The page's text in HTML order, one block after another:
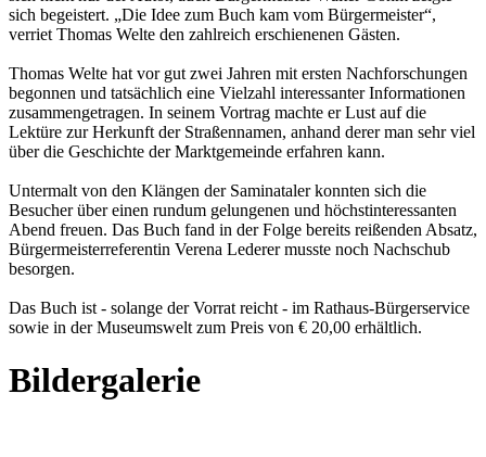
sich begeistert. „Die Idee zum Buch kam vom Bürgermeister“,
verriet Thomas Welte den zahlreich erschienenen Gästen.
Thomas Welte hat vor gut zwei Jahren mit ersten Nachforschungen
begonnen und tatsächlich eine Vielzahl interessanter Informationen
zusammengetragen. In seinem Vortrag machte er Lust auf die
Lektüre zur Herkunft der Straßennamen, anhand derer man sehr viel
über die Geschichte der Marktgemeinde erfahren kann.
Untermalt von den Klängen der Saminataler konnten sich die
Besucher über einen rundum gelungenen und höchstinteressanten
Abend freuen. Das Buch fand in der Folge bereits reißenden Absatz,
Bürgermeisterreferentin Verena Lederer musste noch Nachschub
besorgen.
Das Buch ist - solange der Vorrat reicht - im Rathaus-Bürgerservice
sowie in der Museumswelt zum Preis von € 20,00 erhältlich.
Bildergalerie